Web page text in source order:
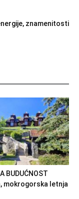
znamenitosti
BUDUĆNOST
mokrogorska letnja